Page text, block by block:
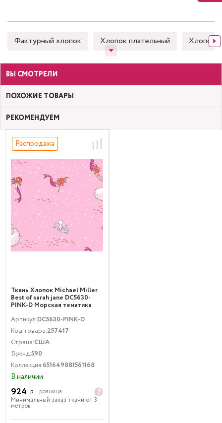
Фактурный хлопок Хлопок плательный Хлопок
ВЫ СМОТРЕЛИ
ПОХОЖИЕ ТОВАРЫ
РЕКОМЕНДУЕМ
Распродажа
Ткань Хлопок Michael Miller
Best of sarah jane DC5630-
PINK-D Морская тематика
Артикул:DC5630-PINK-D
Код товара:257417
Страна:США
Бренд:590
Коллекция:651649881561168
В наличии
924 р.
розница
Минимальный заказ ткани от 3
метров